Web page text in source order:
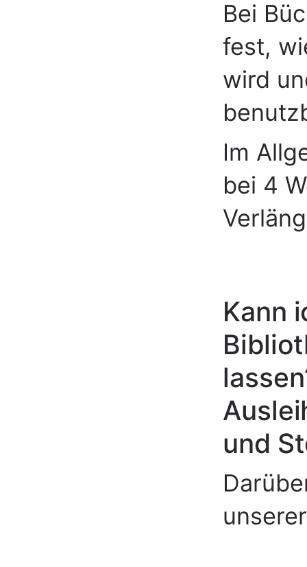
Bei
fest,
wird
Im
bei 4
Kann
und